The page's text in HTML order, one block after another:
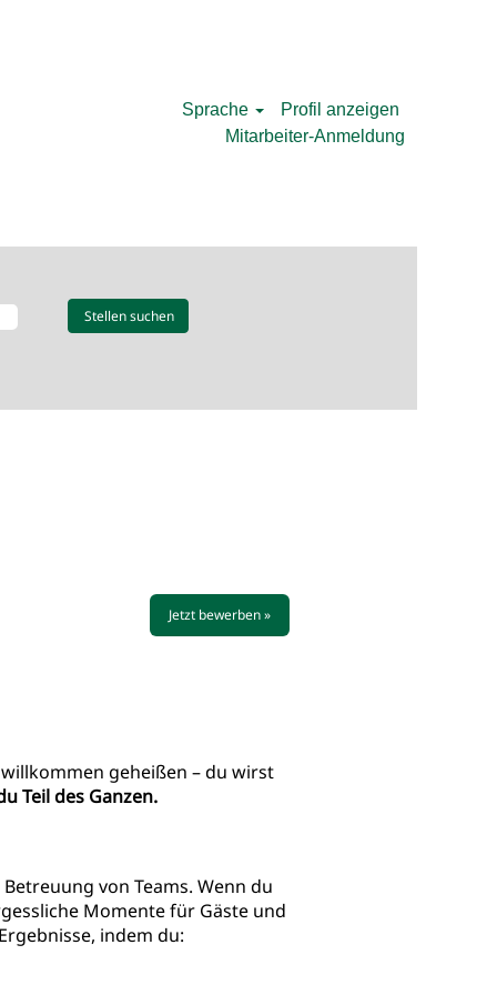
Sprache
Profil anzeigen
Mitarbeiter-Anmeldung
Jetzt bewerben »
geheißen – du wirst
Teil des Ganzen.
von Teams. Wenn du
Momente für Gäste und
indem du: